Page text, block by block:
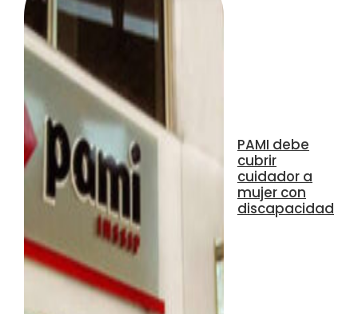
PAMI debe
cubrir
cuidador a
mujer con
discapacidad